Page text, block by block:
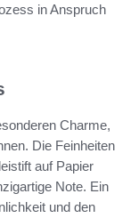
in Anspruch
Charme,
Die Feinheiten
auf Papier
Note. Ein
und den